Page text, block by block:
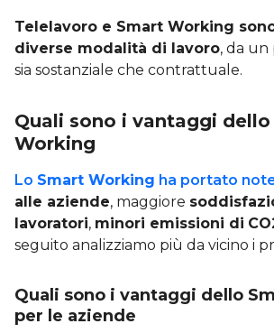
Telelavoro e Smart Working
diverse modalità di lavoro, da un
sia sostanziale che contrattuale.
Quali sono i vantaggi
Working
Lo Smart Working ha portato
alle aziende, maggiore
lavoratori, minori emissioni di
seguito analizziamo più da vicino i
Quali sono i vantaggi dello
per le aziende